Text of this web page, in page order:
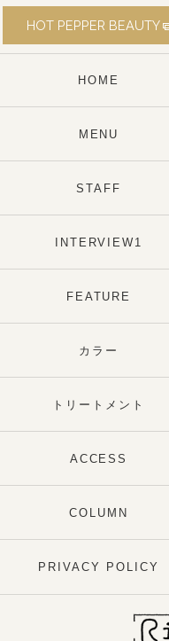
HOT PEPPER BEAUTY
HOME
MENU
STAFF
INTERVIEW1
FEATURE
カラー
トリートメント
ACCESS
COLUMN
PRIVACY POLICY